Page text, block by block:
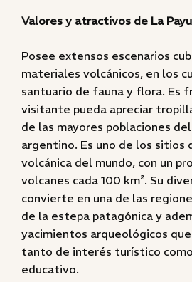
Valores y atractivos de La
Posee extensos escenarios
materiales volcánicos, en los
santuario de fauna y flora. Es
visitante pueda apreciar
de las mayores poblaciones
argentino. Es uno de los sitios
volcánica del mundo, con un
volcanes cada 100 km². Su
convierte en una de las
de la estepa patagónica y
yacimientos arqueológicos
tanto de interés turístico
educativo.